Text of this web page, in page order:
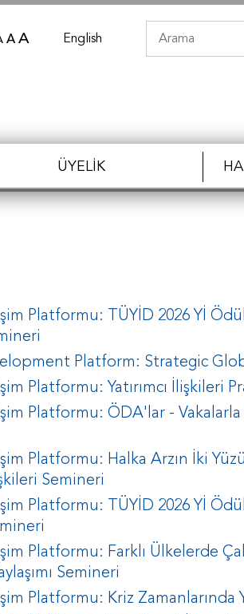
ÜYELIK
A A English
Platformu: TÜYİD 2026 Yİ
Platform: Strategic
Platformu: Yatırımcı İlişkileri
Platformu: ÖDA'lar - Vakalarla
Platformu: Halka Arzın İki
Semineri
Platformu: TÜYİD 2026 Yİ
Platformu: Farklı Ülkelerde
Semineri
Platformu: Kriz Zamanlarında